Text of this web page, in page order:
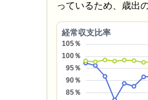
っているため、歳出
経常収支比率